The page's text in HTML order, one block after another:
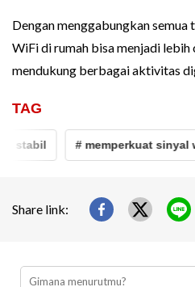
Dengan menggabungkan semua
WiFi di rumah bisa menjadi lebih
mendukung berbagai aktivitas
TAG
stabil # memperkuat sinyal
Share link: